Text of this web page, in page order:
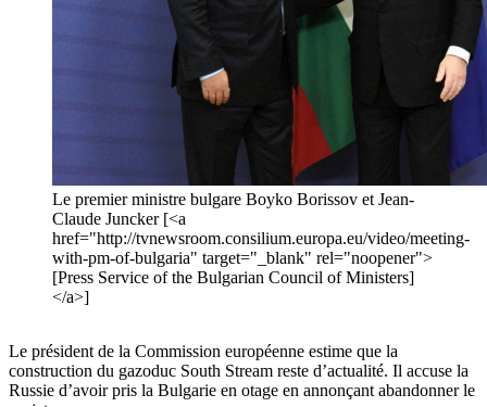
Le premier ministre bulgare Boyko Borissov et Jean-
Claude Juncker [<a
href="http://tvnewsroom.consilium.europa.eu/video/meeting-
with-pm-of-bulgaria" target="_blank" rel="noopener">
[Press Service of the Bulgarian Council of Ministers]
</a>]
Le président de la Commission européenne estime que la
construction du gazoduc South Stream reste d’actualité. Il accuse la
Russie d’avoir pris la Bulgarie en otage en annonçant abandonner le